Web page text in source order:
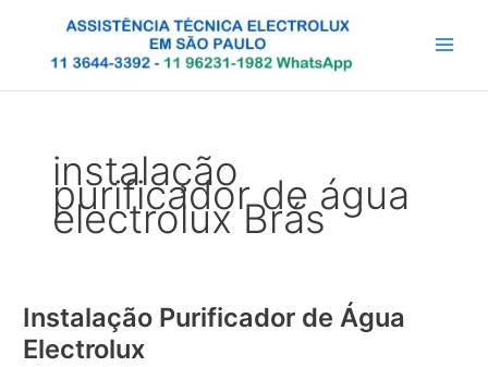
instalação
purificador de água
electrolux Brás
Instalação Purificador de Água
Electrolux